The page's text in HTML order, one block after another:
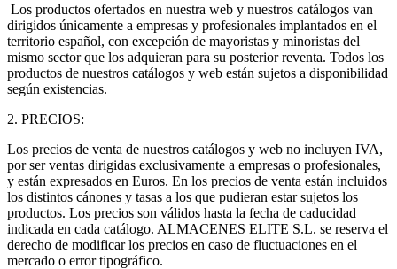
Los productos ofertados en nuestra web y nuestros catálogos van
dirigidos únicamente a empresas y profesionales implantados en el
territorio español, con excepción de mayoristas y minoristas del
mismo sector que los adquieran para su posterior reventa. Todos los
productos de nuestros catálogos y web están sujetos a disponibilidad
según existencias.
2. PRECIOS:
Los precios de venta de nuestros catálogos y web no incluyen IVA,
por ser ventas dirigidas exclusivamente a empresas o profesionales,
y están expresados en Euros. En los precios de venta están incluidos
los distintos cánones y tasas a los que pudieran estar sujetos los
productos. Los precios son válidos hasta la fecha de caducidad
indicada en cada catálogo. ALMACENES ELITE S.L. se reserva el
derecho de modificar los precios en caso de fluctuaciones en el
mercado o error tipográfico.